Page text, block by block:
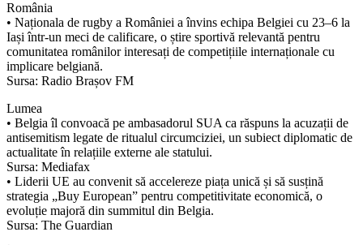
România
• Naționala de rugby a României a învins echipa Belgiei cu 23–6 la
Iași într-un meci de calificare, o știre sportivă relevantă pentru
comunitatea românilor interesați de competițiile internaționale cu
implicare belgiană.
Sursa: Radio Brașov FM
Lumea
• Belgia îl convoacă pe ambasadorul SUA ca răspuns la acuzații de
antisemitism legate de ritualul circumciziei, un subiect diplomatic de
actualitate în relațiile externe ale statului.
Sursa: Mediafax
• Liderii UE au convenit să accelereze piața unică și să susțină
strategia „Buy European” pentru competitivitate economică, o
evoluție majoră din summitul din Belgia.
Sursa: The Guardian